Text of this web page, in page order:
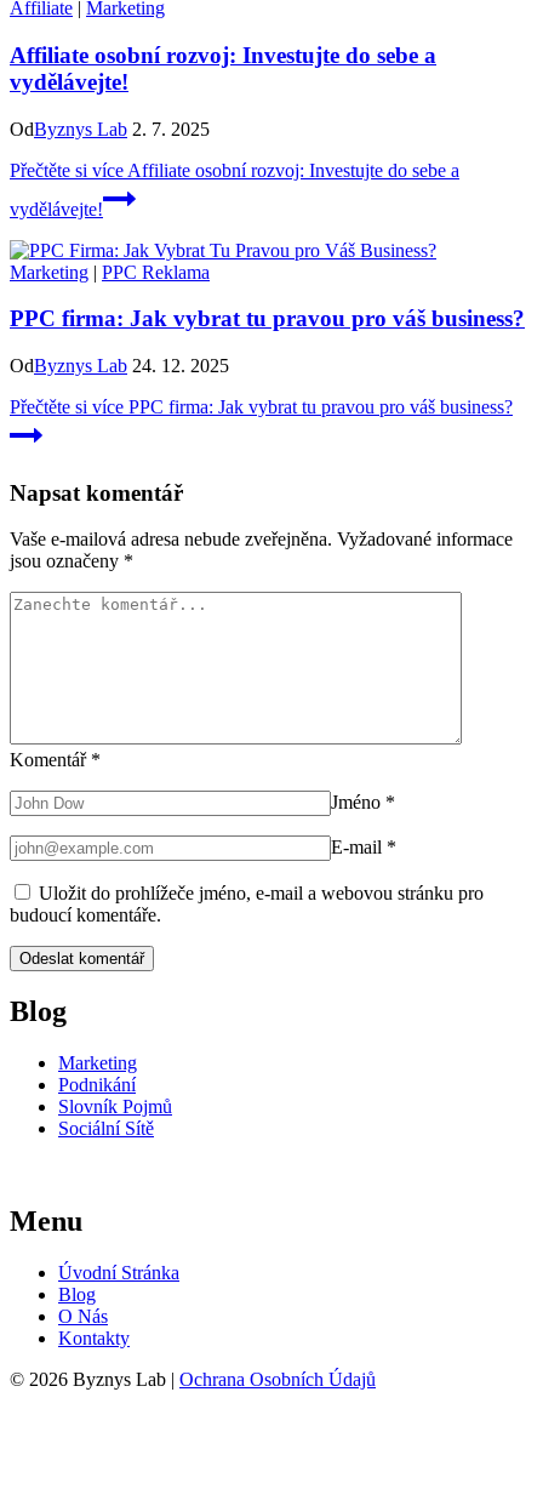
Affiliate | Marketing
Affiliate osobní rozvoj: Investujte do sebe a
vydělávejte!
OdByznys Lab 2. 7. 2025
Přečtěte si více Affiliate osobní rozvoj: Investujte do sebe a
vydělávejte!
Marketing | PPC Reklama
PPC firma: Jak vybrat tu pravou pro váš business?
OdByznys Lab 24. 12. 2025
Přečtěte si více PPC firma: Jak vybrat tu pravou pro váš business?
Napsat komentář
Vaše e-mailová adresa nebude zveřejněna. Vyžadované informace
jsou označeny *
Komentář *
Jméno *
E-mail *
Uložit do prohlížeče jméno, e-mail a webovou stránku pro
budoucí komentáře.
Blog
Marketing
Podnikání
Slovník Pojmů
Sociální Sítě
Menu
Úvodní Stránka
Blog
O Nás
Kontakty
© 2026 Byznys Lab | Ochrana Osobních Údajů